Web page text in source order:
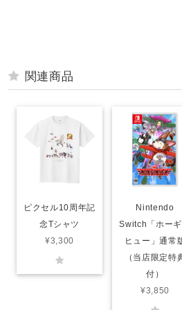
関連商品
ピクセル10周年記
念Tシャツ
¥3,300
Nintendo
Switch「ホー
ヒュー」通常
（当店限定特
付）
¥3,850